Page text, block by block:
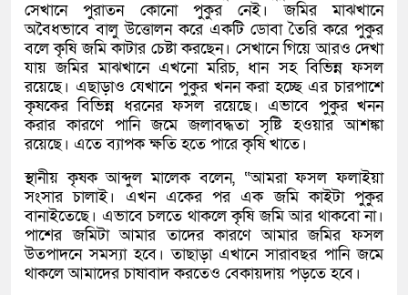
সেখানে পুরাতন কোনো পুকুর নেই। জমির মাঝখানে
অবৈধভাবে বালু উত্তোলন করে একটি ডোবা তৈরি করে পুকুর
বলে কৃষি জমি কাটার চেষ্টা করছেন। সেখানে গিয়ে আরও দেখা
যায় জমির মাঝখানে এখনো মরিচ, ধান সহ বিভিন্ন ফসল
রয়েছে। এছাড়াও যেখানে পুকুর খনন করা হচ্ছে এর চারপাশে
কৃষকের বিভিন্ন ধরনের ফসল রয়েছে। এভাবে পুকুর খনন
করার কারণে পানি জমে জলাবদ্ধতা সৃষ্টি হওয়ার আশঙ্কা
রয়েছে। এতে ব্যাপক ক্ষতি হতে পারে কৃষি খাতে।
স্থানীয় কৃষক আব্দুল মালেক বলেন, “আমরা ফসল ফলাইয়া
সংসার চালাই। এখন একের পর এক জমি কাইটা পুকুর
বানাইতেছে। এভাবে চলতে থাকলে কৃষি জমি আর থাকবো না।
পাশের জমিটা আমার তাদের কারণে আমার জমির ফসল
উতপাদনে সমস্যা হবে। তাছাড়া এখানে সারাবছর পানি জমে
থাকলে আমাদের চাষাবাদ করতেও বেকায়দায় পড়তে হবে।